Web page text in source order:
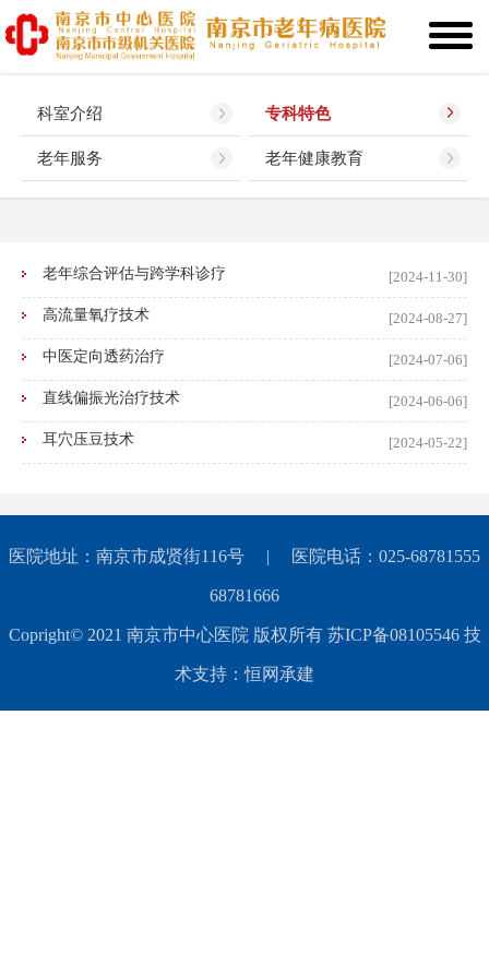
科室介绍 专科特色
老年服务 老年健康教育
老年综合评估与跨学科诊疗 [2024-11-30]
高流量氧疗技术 [2024-08-27]
中医定向透药治疗 [2024-07-06]
直线偏振光治疗技术 [2024-06-06]
耳穴压豆技术 [2024-05-22]
医院地址：南京市成贤街116号 | 医院电话：025-68781555
68781666
Copright© 2021 南京市中心医院 版权所有 苏ICP备08105546 技
术支持：恒网承建